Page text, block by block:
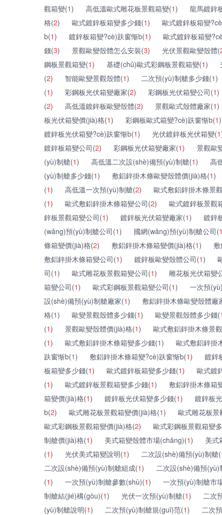
觀箱變(1) 高低溫歐式雕花板景觀箱變(1)
龍馬鍍鋅
格(2) 歐式鍍鋅板箱變多少錢(1)
歐式鍍鋅板箱變
b(1) 鍍鋅板箱變?cè)趺窗惭b(1)
歐式鍍鋅板箱變
錢(3) 景觀歐變殼體怎么安裝(3) 光伏景觀歐變殼體(
鋼板景觀箱變(1) 基礎(chǔ)歐式彩鋼板景觀箱變(1)
(2) 智能歐變景觀殼體(1) 二次預(yù)制艙多少錢(1)
(1) 彩鋼板光伏箱變廠家(2) 彩鋼板光伏箱變公司(1)
(2) 高低溫鍍鋅板歐變殼體(2) 景觀歐式殼體廠家(1)
板光伏箱變價(jià)格(1) 彩鋼板歐式箱變?cè)趺窗惭b(1)
鍍鋅板光伏箱變?cè)趺窗惭b(1) 光伏鍍鋅板光伏箱變(1
鍍鋅板箱變公司(2) 彩鋼板光伏箱變廠家(1)
景觀歐
(yù)制艙(1) 高低溫二次設(shè)備預(yù)制艙(1)
高
(yù)制艙多少錢(1) 敷鋁鋅掛木條歐變殼體價(jià)格(1)
(1) 高低溫一次預(yù)制艙(2)
歐式敷鋁鋅掛木條景
(1) 歐式敷鋁鋅掛木條箱變公司(2)
歐式鍍鋅板景觀
鋅板景觀箱變公司(1) 鍍鋅板光伏箱變廠家(1)
鍍鋅
(wǎng)預(yù)制艙公司(1) 國網(wǎng)預(yù)制艙公司(
條箱變價(jià)格(2) 敷鋁鋅掛木條箱變價(jià)格(1)
敷鋁鋅掛木條箱變公司(1) 鍍鋅板歐變殼體公司(1)
司(1) 歐式雕花板景觀箱變公司(1)
雕花板光伏箱變
箱變公司(1) 歐式彩鋼板景觀箱變公司(1)
一次預
設(shè)備預(yù)制艙廠家(1)
敷鋁鋅掛木條歐變殼體廠
格(1) 歐變景觀殼體多少錢(1) 歐變景觀殼體多少錢(
(1) 景觀歐變殼體價(jià)格(1)
歐式敷鋁鋅掛木條景
(1) 歐式敷鋁鋅掛木條箱變多少錢(1)
歐式敷鋁鋅掛
趺窗惭b(1) 敷鋁鋅掛木條箱變?cè)趺窗惭b(1)
鍍鋅
板箱變多少錢(1) 歐式鍍鋅板箱變多少錢(1)
歐式鍍
(1) 歐式鍍鋅板景觀箱變多少錢(1)
敷鋁鋅掛木條箱
箱變價(jià)格(1) 鍍鋅板光伏箱變多少錢(1)
鍍鋅板
b(2) 歐式雕花板景觀箱變價(jià)格(1)
歐式雕花板
歐式彩鋼板景觀箱變價(jià)格(2)
歐式彩鋼板景觀箱變
制艙價(jià)格(1) 美式箱變殼體市場(chǎng)(1)
美式
(1) 光伏美式箱變說明(1) 二次設(shè)備預(yù)制艙(
二次設(shè)備預(yù)制艙組成(1)
二次設(shè)備預(yù)
(1) 一次預(yù)制艙參數(shù)(1)
一次預(yù)制艙市
制艙結(jié)構(gòu)(1) 光伏一次預(yù)制艙(1)
二次
(yù)制艙說明(1) 二次預(yù)制艙規(guī)范(1) 二次